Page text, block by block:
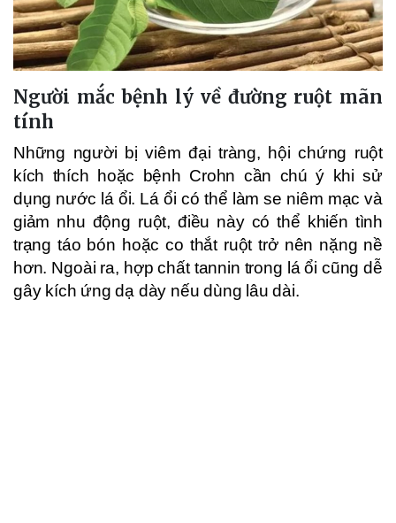
Người mắc bệnh lý về đường ruột mãn
tính
Những người bị viêm đại tràng, hội chứng ruột
kích thích hoặc bệnh Crohn cần chú ý khi sử
dụng nước lá ổi. Lá ổi có thể làm se niêm mạc và
giảm nhu động ruột, điều này có thể khiến tình
trạng táo bón hoặc co thắt ruột trở nên nặng nề
hơn. Ngoài ra, hợp chất tannin trong lá ổi cũng dễ
gây kích ứng dạ dày nếu dùng lâu dài.